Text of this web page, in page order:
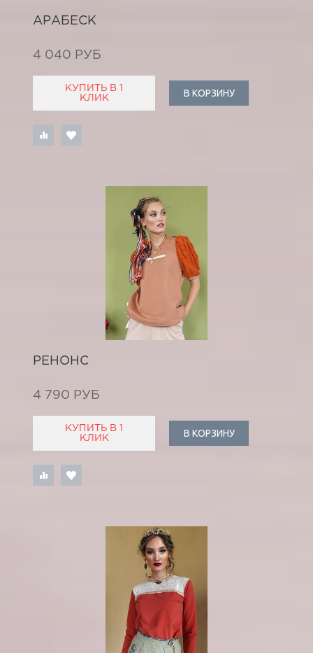
АРАБЕСК
4 040 РУБ
КУПИТЬ В 1
КЛИК
В КОРЗИНУ
РЕНОНС
4 790 РУБ
КУПИТЬ В 1
КЛИК
В КОРЗИНУ